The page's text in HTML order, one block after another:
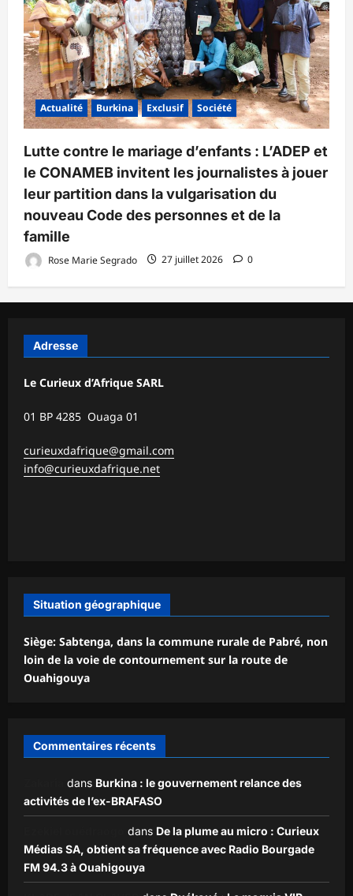
Actualité Burkina Exclusif Société
Lutte contre le mariage d’enfants : L’ADEP et
le CONAMEB invitent les journalistes à jouer
leur partition dans la vulgarisation du
nouveau Code des personnes et de la
famille
Rose Marie Segrado 27 juillet 2026 0
Adresse
Le Curieux d’Afrique SARL
01 BP 4285 Ouaga 01
curieuxdafrique@gmail.com
info@curieuxdafrique.net
Situation géographique
Siège: Sabtenga, dans la commune rurale de Pabré, non
loin de la voie de contournement sur la route de
Ouahigouya
Commentaires récents
dans Burkina : le gouvernement relance des
activités de l’ex-BRAFASO
dans De la plume au micro : Curieux
Médias SA, obtient sa fréquence avec Radio Bourgade
FM 94.3 à Ouahigouya